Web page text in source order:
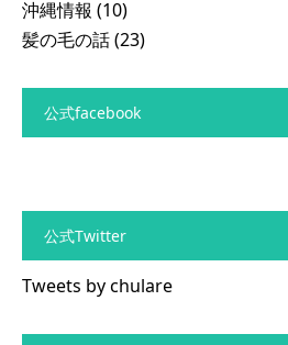
沖縄情報 (10)
髪の毛の話(23)
公式facebook
公式Twitter
Tweets by chulare